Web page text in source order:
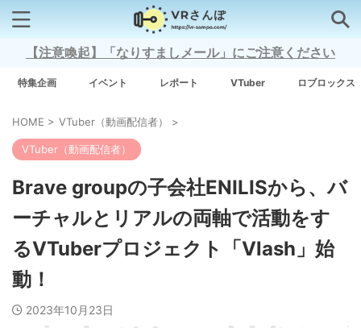
検索はコチラから
Grow A Garden（庭を成長させる）
【注意喚起】「なりすましメール」にご注意ください
特集企画 イベント レポート VTuber ロブロックス
HOME > VTuber（動画配信者） >
VTuber（動画配信者）
Brave groupの子会社ENILISから、バ
ーチャルとリアルの両軸で活動をす
るVTuberプロジェクト「Vlash」始
動！
2023年10月23日